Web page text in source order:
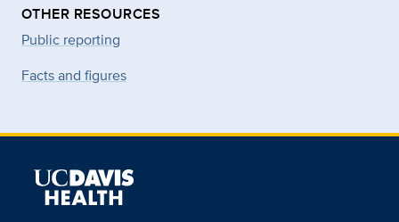
OTHER RESOURCES
Public reporting
Facts and figures